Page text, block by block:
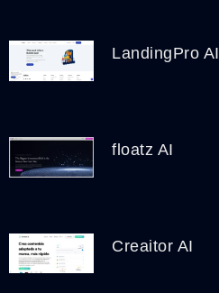
LandingPro AI
floatz AI
Creaitor AI